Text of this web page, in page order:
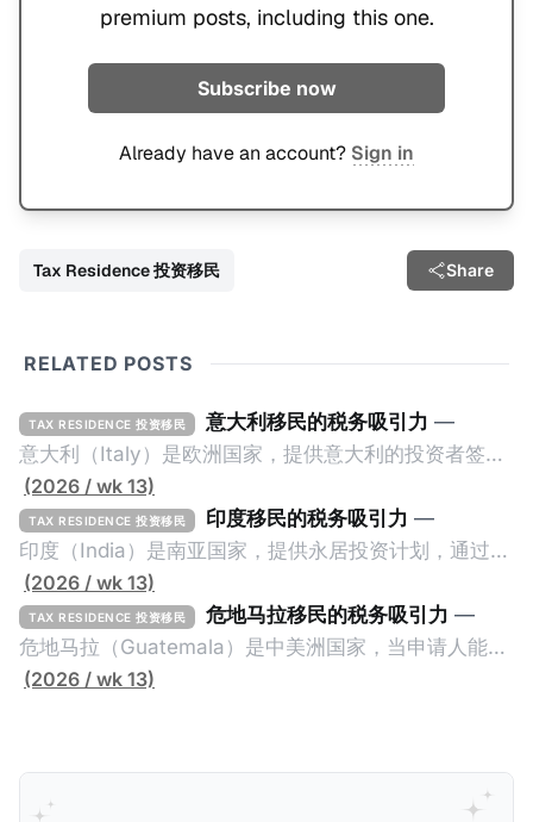
premium posts, including this one.
Subscribe now
Already have an account? Sign in
Tax Residence 投资移民 Share
RELATED POSTS
TAX RESIDENCE 投资移民 意大利移民的税务吸引力 —
意大利（Italy）是欧洲国家，提供意大利的投资者签证
计划。申请人必须满足至少以下一项标准才能获得两年
投资者签证： * 投资200万欧元意大利政府债券； * 投
资50万欧元意大利股票； * 投资25万欧元于创新初创
企业；或 * 向意大利公共利益项目捐赠100万欧元。 当
投资者在居留许可证有效期的两年内保持投资，则可以
在居留证到期日前至少60天申请续签3年。当投资者经
过五年的实际居留（每年在意大利停留270天），申请
吸引力吗？我们来看看：
(2026 / wk 13)
TAX RESIDENCE 投资移民 印度移民的税务吸引力 —
印度（India）是南亚国家，提供永居投资计划，通过满
足特定的标准获得居留权。印度的永居投资计划要求申
请人透过外国直接投资（FDI）途径投资印度： * 申请
人必须在18个月内投资至少1亿卢比（约合773万人民
币）或36个月内投资至少2.5亿卢比（约合1933万人民
的财务能力和专业知识； * 申请人必须在印度就业务注
册公司，并提供公司注册证书和注册企业的介绍/支持信
(2026 / wk 13)
TAX RESIDENCE 投资移民 危地马拉移民的税务吸引力 —
危地马拉（Guatemala）是中美洲国家，当申请人能够
证明被动收入或养老金收入，那么可以申请永久居留计
增加300美元（折合约人民币2千）。 申请人提交材料
包括：申请表、护照、无犯罪证明，以及最后一次进入
(2026 / wk 13)